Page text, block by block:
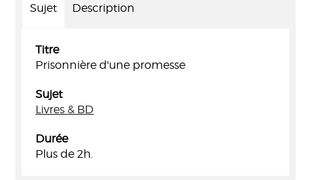
Sujet Description
Titre
Prisonnière d'une promesse
Sujet
Livres & BD
Durée
Plus de 2h.